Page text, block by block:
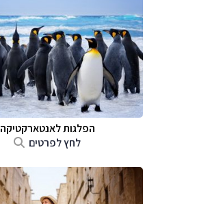
הפלגות לאנטארקטיקה
לחץ לפרטים